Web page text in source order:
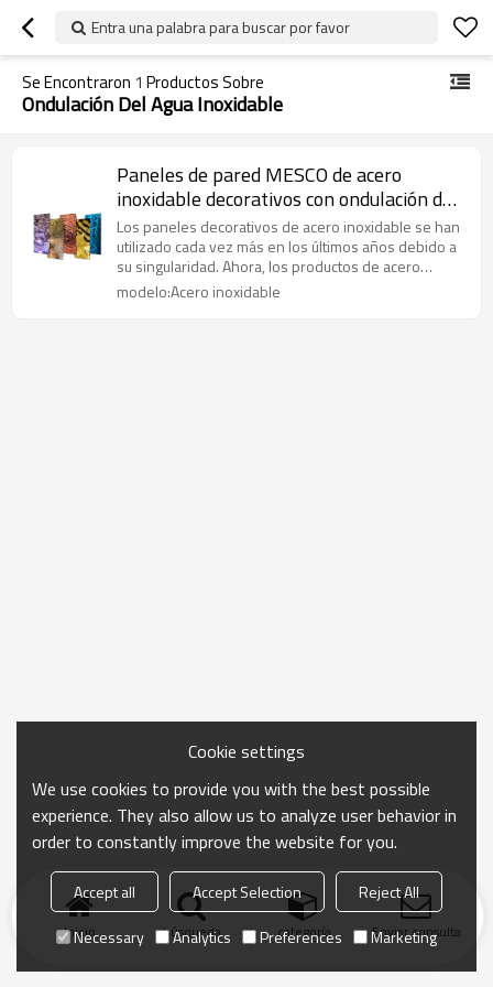
Entra una palabra para buscar por favor
Se Encontraron 1 Productos Sobre
Ondulación Del Agua Inoxidable
Paneles de pared MESCO de acero
inoxidable decorativos con ondulación de
agua y color martillado
Los paneles decorativos de acero inoxidable se han
utilizado cada vez más en los últimos años debido a
su singularidad. Ahora, los productos de acero
inoxidable se utilizan ampliamente para la
modelo:Acero inoxidable
Inicio búsqueda categoría Enviar consulta
Cookie settings
We use cookies to provide you with the best possible
experience. They also allow us to analyze user behavior in
order to constantly improve the website for you.
Accept all Accept Selection
Reject All
Necessary
Analytics Preferences Marketing